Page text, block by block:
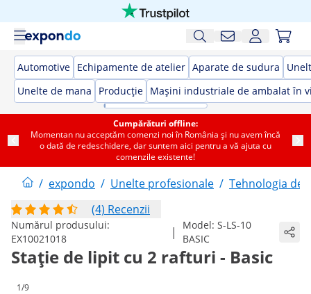
Automotive Echipamente de atelier Aparate de sudura
Unelte de mana
Producție Mașini industriale de ambalat în
Cumpărături offline:
Momentan nu acceptăm comenzi noi în România și nu avem încă
o dată de redeschidere, dar suntem aici pentru a vă ajuta cu
comenzile existente!
/ expondo / Unelte profesionale / Tehnologia de
(4) Recenzii
Numărul produsului:
EX10021018
| Model: S-LS-10
BASIC
Stație de lipit cu 2 rafturi - Basic
1/9